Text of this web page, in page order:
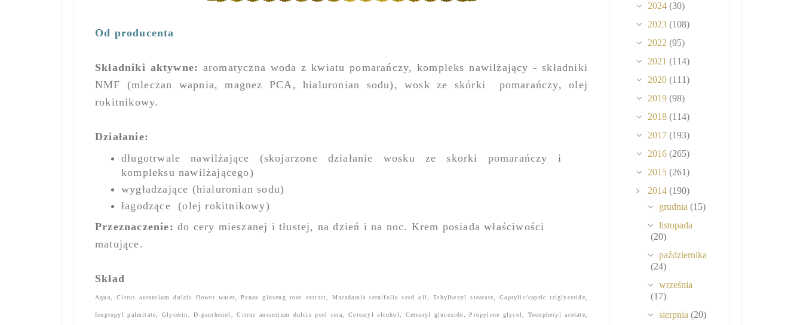
Od producenta
Składniki aktywne: aromatyczna woda z kwiatu pomarańczy, kompleks nawilżający - składniki
NMF (mleczan wapnia, magnez PCA, hialuronian sodu), wosk ze skórki pomarańczy, olej
rokitnikowy.
Działanie:
długotrwale nawilżające (skojarzone działanie wosku ze skorki pomarańczy i
kompleksu nawilżającego)
wygładzające (hialuronian sodu)
łagodzące (olej rokitnikowy)
Przeznaczenie: do cery mieszanej i tłustej, na dzień i na noc. Krem posiada właściwości
matujące.
Skład
Aqua, Citrus aurantium dulcis flower water, Panax ginseng root extract, Macadamia ternifolia seed oil, Ethylhexyl stearate, Caprylic/capric triglyceride,
Isopropyl palmitate, Glycerin, D-panthenol, Citrus aurantium dulcis peel cera, Cetearyl alcohol, Cetearyl glucoside, Propylene glycol, Tocopheryl acetate,
2024 (30)
2023 (108)
2022 (95)
2021 (114)
2020 (111)
2019 (98)
2018 (114)
2017 (193)
2016 (265)
2015 (261)
2014 (190)
grudnia(15)
listopada
(20)
października
(24)
września
(17)
sierpnia(20)